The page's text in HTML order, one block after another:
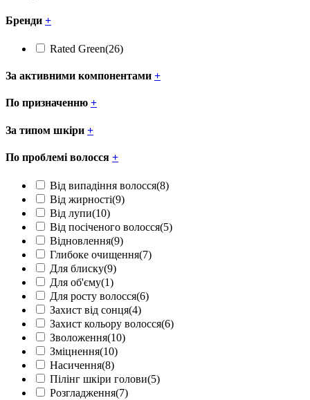
Бренди +
Rated Green(26)
За активними компонентами +
По призначенню +
За типом шкіри +
По проблемі волосся +
Від випадіння волосся(8)
Від жирності(9)
Від лупи(10)
Від посіченого волосся(5)
Відновлення(9)
Глибоке очищення(7)
Для блиску(9)
Для об'єму(1)
Для росту волосся(6)
Захист від сонця(4)
Захист кольору волосся(6)
Зволоження(10)
Зміцнення(10)
Насичення(8)
Пілінг шкіри голови(5)
Розгладження(7)